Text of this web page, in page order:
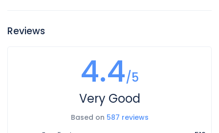
Reviews
4.4/5
Very Good
Based on 587 reviews